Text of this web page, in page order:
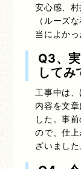
安心感、村
（ルーズ
当によかっ
Q3、
してみ
工事中は
内容を文
した。事
ので、仕
ざいました